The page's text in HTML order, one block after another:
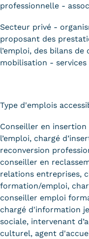
professionnelle -
Secteur privé -
proposant des
l’emploi, des bilans
mobilisation -
Type d'emplois
Conseiller en
l’emploi, chargé
reconversion
conseiller en
relations entreprises,
formation/emploi,
conseiller emploi
chargé d'information
sociale, intervenant
culturel, agent